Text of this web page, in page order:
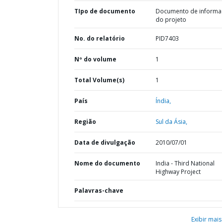
TIpo de documento
Documento de
do projeto
No. do relatório PID7403
Nº do volume 1
Total Volume(s) 1
País Índia,
Região Sul da Ásia,
Data de divulgação 2010/07/01
Nome do documento
India - Third National
Highway Project
Palavras-chave
Exibir mais